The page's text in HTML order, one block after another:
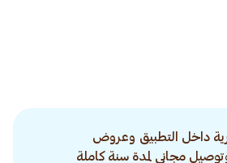
داخل التطبيق وعروض
مجاني لمدة سنة كاملة